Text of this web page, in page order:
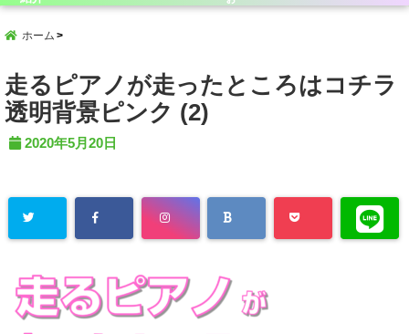
ホーム
走るピアノが走ったところはコチラ
透明背景ピンク (2)
2020年5月20日